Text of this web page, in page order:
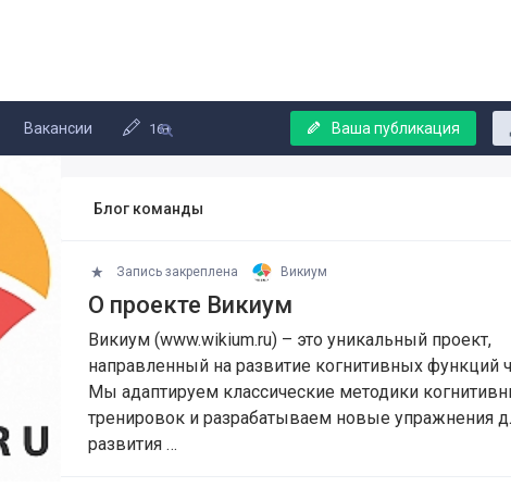
Вакансии Ваша публикация
16+
Блог команды
Запись закреплена Викиум
О проекте Викиум
Викиум (www.wikium.ru) – это уникальный проект,
направленный на развитие когнитивных функций
Мы адаптируем классические методики
тренировок и разрабатываем новые упражнения
развития …